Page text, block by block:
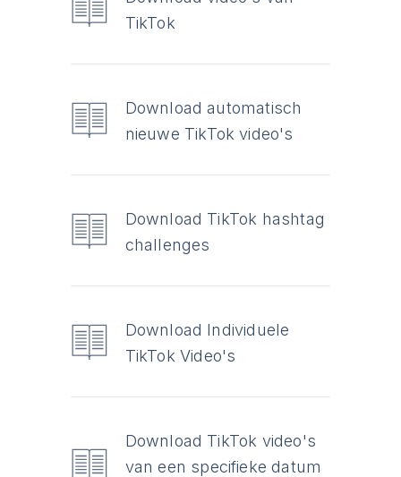
TikTok
Download automatisch
nieuwe TikTok video's
Download TikTok hashtag
challenges
Download Individuele
TikTok Video's
Download TikTok video's
van een specifieke datum